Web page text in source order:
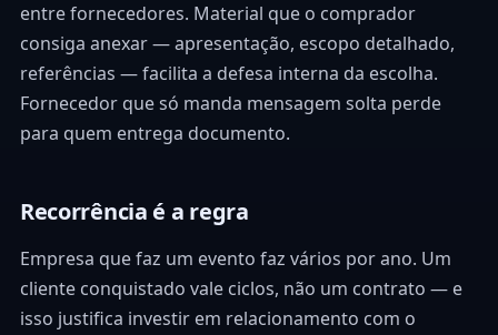
entre fornecedores. Material que o comprador
consiga anexar — apresentação, escopo detalhado,
referências — facilita a defesa interna da escolha.
Fornecedor que só manda mensagem solta perde
para quem entrega documento.
Recorrência é a regra
Empresa que faz um evento faz vários por ano. Um
cliente conquistado vale ciclos, não um contrato — e
isso justifica investir em relacionamento com o